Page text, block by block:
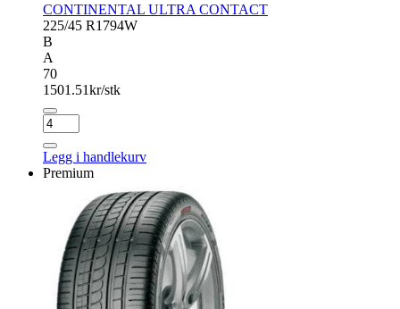
CONTINENTAL ULTRA CONTACT
225/45 R1794W
B
A
70
1501.51kr/stk
CONTINENTAL
ULTRA
CONTACT
antall
Legg i handlekurv
Premium